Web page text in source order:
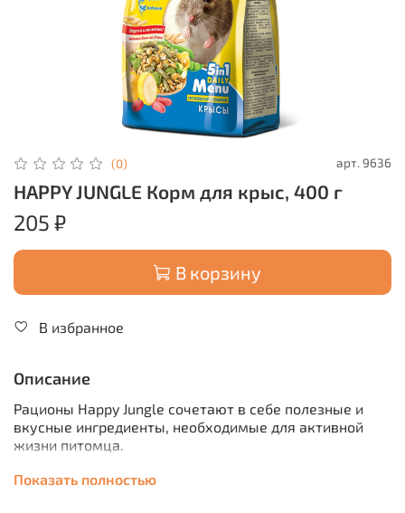
(0) арт. 9636
HAPPY JUNGLE Корм для крыс, 400 г
205 ₽
В корзину
В избранное
Описание
Рационы Happy Jungle сочетают в себе полезные и
вкусные ингредиенты, необходимые для активной
жизни питомца.
Злаки, бобовые - составляют основу рациона,
Показать полностью